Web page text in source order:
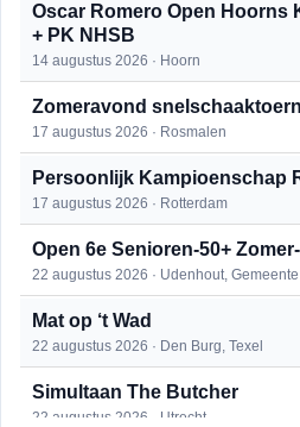
Oscar Romero Open Hoorns
+ PK NHSB
14 augustus 2026 · Hoorn
Zomeravond
17 augustus 2026 · Rosmalen
Persoonlijk Kampioenschap
17 augustus 2026 · Rotterdam
Open 6e Senioren-50+
22 augustus 2026 · Udenhout,
Mat op ‘t Wad
22 augustus 2026 · Den Burg, Texel
Simultaan The Butcher
22 augustus 2026 · Utrecht